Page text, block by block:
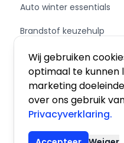
Wij gebruiken
optimaal te kunnen
marketing
over ons gebruik
Privacyverklaring.
Auto winter essentials
Brandstof keuzehulp
Schakel of automaat?